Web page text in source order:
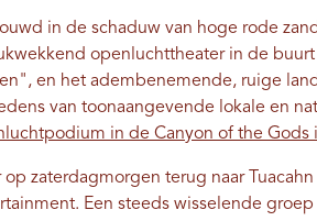
in de schaduw van hoge rode
openluchttheater in de buurt
en het adembenemende, ruige
van toonaangevende lokale en
in de Canyon of the Gods
op zaterdagmorgen terug naar
Een steeds wisselende